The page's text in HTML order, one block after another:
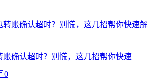
账确认超时？别慌，这几招帮你快速
0